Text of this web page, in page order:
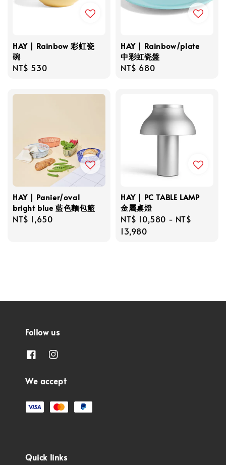
HAY | Rainbow 彩虹瓷
碗
Regular
NT$ 530
HAY | Rainbow/plate
中彩虹瓷盤
Regular
NT$ 680
HAY | Panier/oval
bright blue 藍色麵包籃
Regular
NT$ 1,650
HAY | PC TABLE LAMP
金屬桌燈
Regular
price
NT$ 10,580 - NT$
13,980
Follow us
We accept
Quick links